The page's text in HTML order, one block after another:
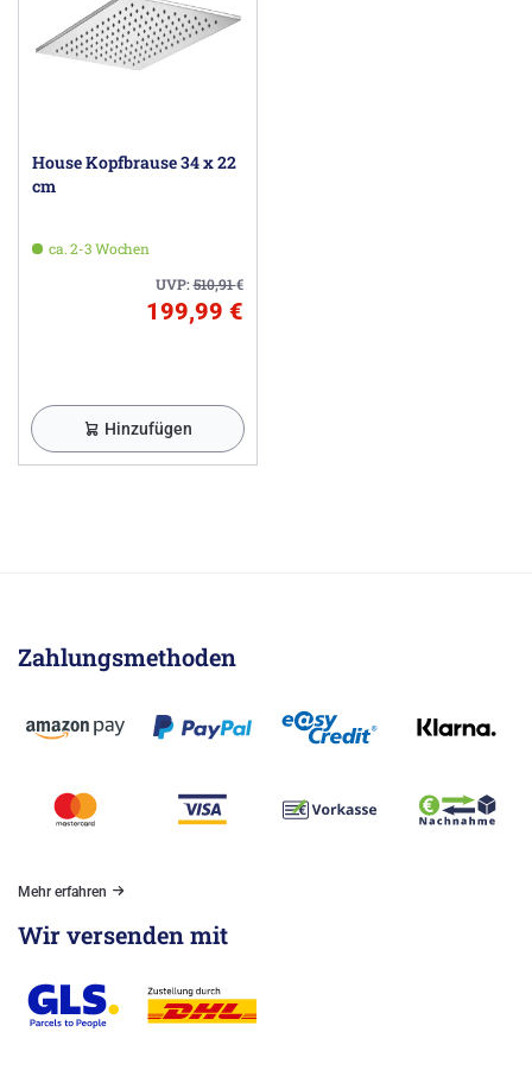
House Kopfbrause 34 x 22
cm
ca. 2-3 Wochen
UVP:510,91€
199,99 €
Hinzufügen
Zahlungsmethoden
Mehr erfahren
Wir versenden mit